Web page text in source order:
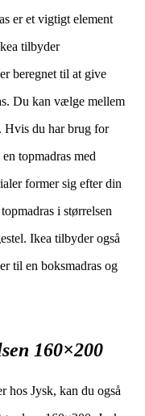
er et vigtigt element
tilbyder
beregnet til at give
Du kan vælge mellem
Hvis du har brug for
topmadras med
former sig efter din
i størrelsen
Ikea tilbyder også
til en boksmadras og
160×200
hos Jysk, kan du også